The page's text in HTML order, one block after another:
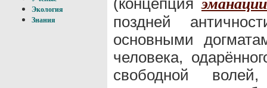
Экология
Знания
эманации
поздней
основными
человека,
свободной